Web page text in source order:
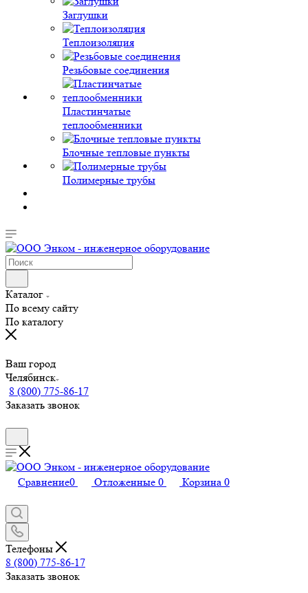
Заглушки
Теплоизоляция
Резьбовые соединения
Пластинчатые
теплообменники
Блочные тепловые пункты
Полимерные трубы
Каталог
По всему сайту
По каталогу
Ваш город
Челябинск
8 (800) 775-86-17
Заказать звонок
Сравнение0 Отложенные 0 Корзина 0
Телефоны
8 (800) 775-86-17
Заказать звонок